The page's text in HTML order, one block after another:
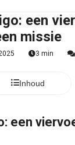
een
missie
3 min
Inhoud
een